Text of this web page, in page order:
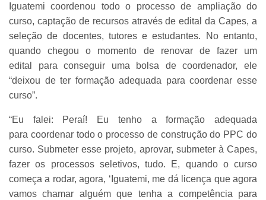
Iguatemi coordenou todo o processo de ampliação do
curso, captação de recursos através de edital da Capes, a
seleção de docentes, tutores e estudantes. No entanto,
quando chegou o momento de renovar de fazer um
edital para conseguir uma bolsa de coordenador, ele
“deixou de ter formação adequada para coordenar esse
curso”.
“Eu falei: Peraí! Eu tenho a formação adequada
para coordenar todo o processo de construção do PPC do
curso. Submeter esse projeto, aprovar, submeter à Capes,
fazer os processos seletivos, tudo. E, quando o curso
começa a rodar, agora, ‘Iguatemi, me dá licença que agora
vamos chamar alguém que tenha a competência para